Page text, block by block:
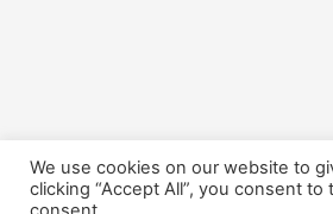
We use cookies on our website to
clicking “Accept All”, you consent